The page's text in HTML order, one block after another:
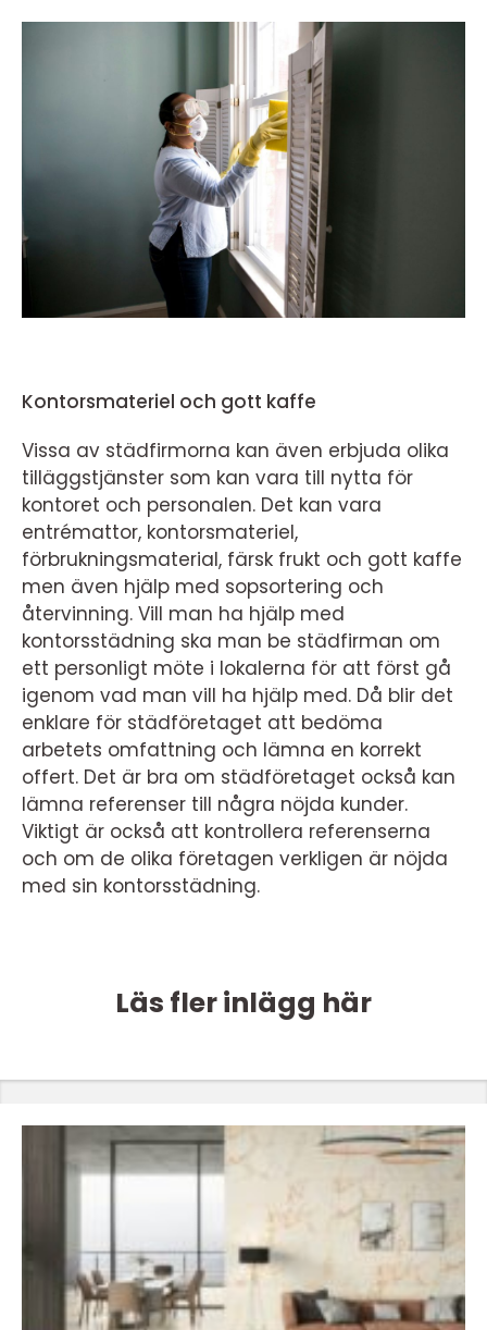
Kontorsmateriel och gott kaffe
Vissa av städfirmorna kan även erbjuda olika
tilläggstjänster som kan vara till nytta för
kontoret och personalen. Det kan vara
entrémattor, kontorsmateriel,
förbrukningsmaterial, färsk frukt och gott kaffe
men även hjälp med sopsortering och
återvinning. Vill man ha hjälp med
kontorsstädning ska man be städfirman om
ett personligt möte i lokalerna för att först gå
igenom vad man vill ha hjälp med. Då blir det
enklare för städföretaget att bedöma
arbetets omfattning och lämna en korrekt
offert. Det är bra om städföretaget också kan
lämna referenser till några nöjda kunder.
Viktigt är också att kontrollera referenserna
och om de olika företagen verkligen är nöjda
med sin kontorsstädning.
Läs fler inlägg här